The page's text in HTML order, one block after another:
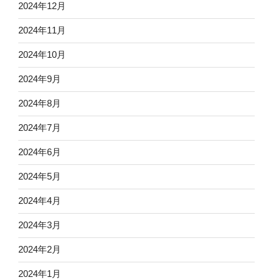
2024年12月
2024年11月
2024年10月
2024年9月
2024年8月
2024年7月
2024年6月
2024年5月
2024年4月
2024年3月
2024年2月
2024年1月